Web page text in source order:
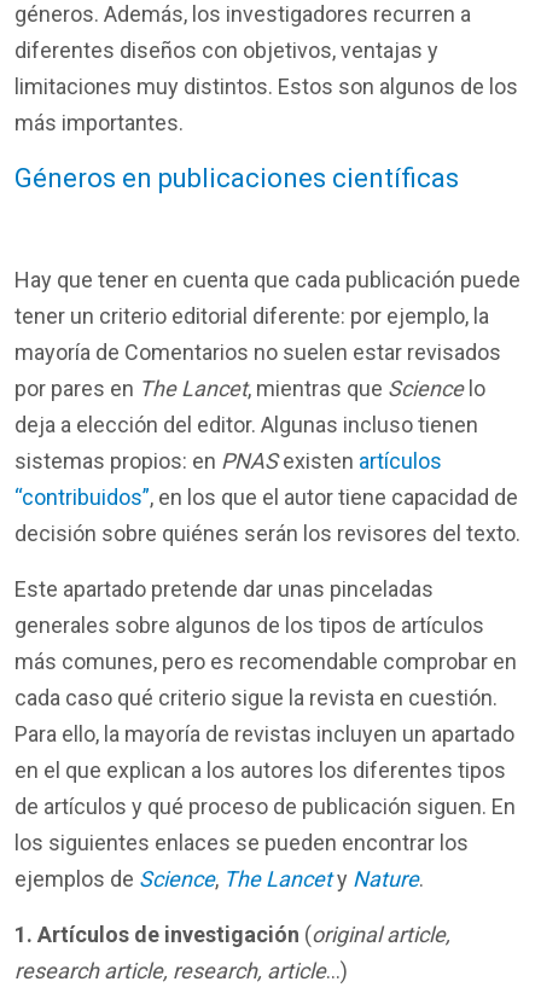
géneros. Además, los investigadores recurren a
diferentes diseños con objetivos, ventajas y
limitaciones muy distintos. Estos son algunos de los
más importantes.
Géneros en publicaciones científicas
Hay que tener en cuenta que cada publicación puede
tener un criterio editorial diferente: por ejemplo, la
mayoría de Comentarios no suelen estar revisados
por pares en The Lancet, mientras que Sciencelo
deja a elección del editor. Algunas incluso tienen
sistemas propios: en PNASexisten artículos
“contribuidos”, en los que el autor tiene capacidad de
decisión sobre quiénes serán los revisores del texto.
Este apartado pretende dar unas pinceladas
generales sobre algunos de los tipos de artículos
más comunes, pero es recomendable comprobar en
cada caso qué criterio sigue la revista en cuestión.
Para ello, la mayoría de revistas incluyen un apartado
en el que explican a los autores los diferentes tipos
de artículos y qué proceso de publicación siguen. En
los siguientes enlaces se pueden encontrar los
ejemplos de Science, The Lancety Nature.
1. Artículos de investigación (original article,
research article, research, article…)